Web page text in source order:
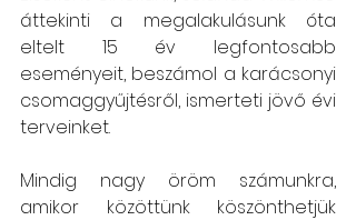
áttekinti a megalakulásunk óta
eltelt 15 év legfontosabb
eseményeit, beszámol a karácsonyi
csomaggyűjtésről, ismerteti jövő évi
terveinket.
Mindig nagy öröm számunkra,